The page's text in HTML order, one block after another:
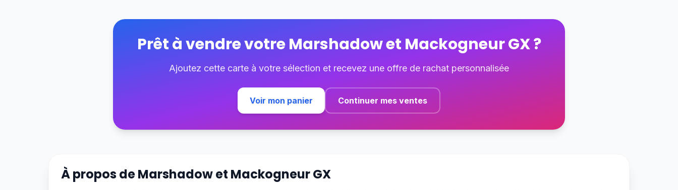
Prêt à vendre votreMarshadow et Mackogneur GX?
Ajoutez cette carte à votre sélection et recevez une offre de rachat personnalisée
Voir mon panier Continuer mes ventes
À propos deMarshadow et Mackogneur GX